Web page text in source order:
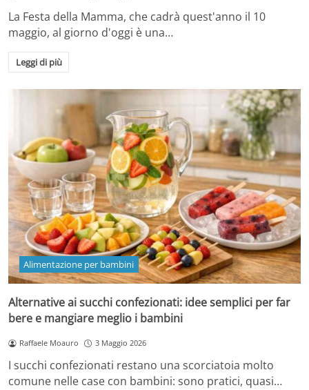
La Festa della Mamma, che cadrà quest'anno il 10
maggio, al giorno d'oggi è una…
Leggi di più
Alimentazione per bambini
Alternative ai succhi confezionati: idee semplici per far
bere e mangiare meglio i bambini
Raffaele Moauro 3 Maggio 2026
I succhi confezionati restano una scorciatoia molto
comune nelle case con bambini: sono pratici, quasi…